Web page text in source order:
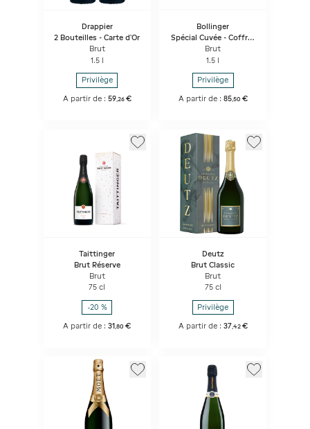
Drappier
2 Bouteilles - Carte d'Or
Brut
1.5 l
Privilège
A partir de : 59,26 €
Bollinger
Spécial Cuvée - Coffret
Duo 2 bouteilles
Brut
1.5 l
Privilège
A partir de : 85,50 €
Taittinger
Brut Réserve
Brut
75 cl
-20 %
A partir de :31 ,80 €
Deutz
Brut Classic
Brut
75 cl
Privilège
A partir de : 37 42 €